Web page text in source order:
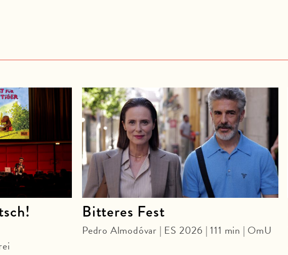
Bitteres Fest
Pedro Almodóvar | ES 2026 | 111 min | OmU